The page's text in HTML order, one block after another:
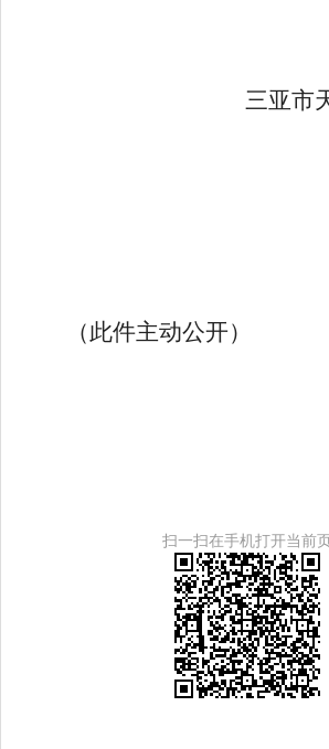
三亚市
（此件主动公开）
扫一扫在手机打开当前